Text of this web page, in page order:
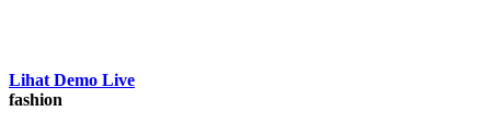
Lihat Demo Live
fashion